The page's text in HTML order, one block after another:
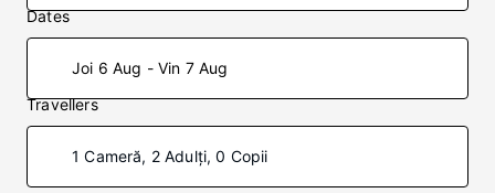
Dates
Joi 6 Aug - Vin 7 Aug
Travellers
1 Cameră, 2 Adulți, 0 Copii